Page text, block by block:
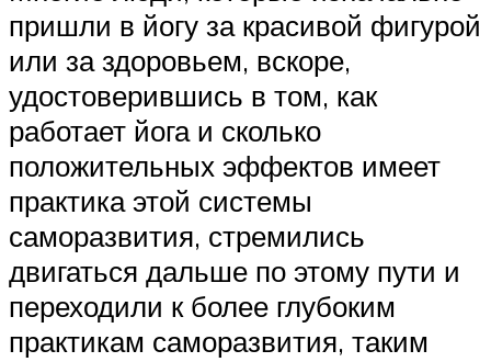
пришли в йогу за красивой фигурой
или за здоровьем, вскоре,
удостоверившись в том, как
работает йога и сколько
положительных эффектов имеет
практика этой системы
саморазвития, стремились
двигаться дальше по этому пути и
переходили к более глубоким
практикам саморазвития, таким